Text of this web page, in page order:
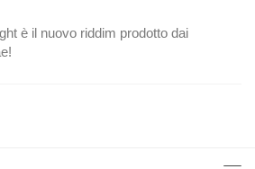
è il nuovo riddim prodotto dai